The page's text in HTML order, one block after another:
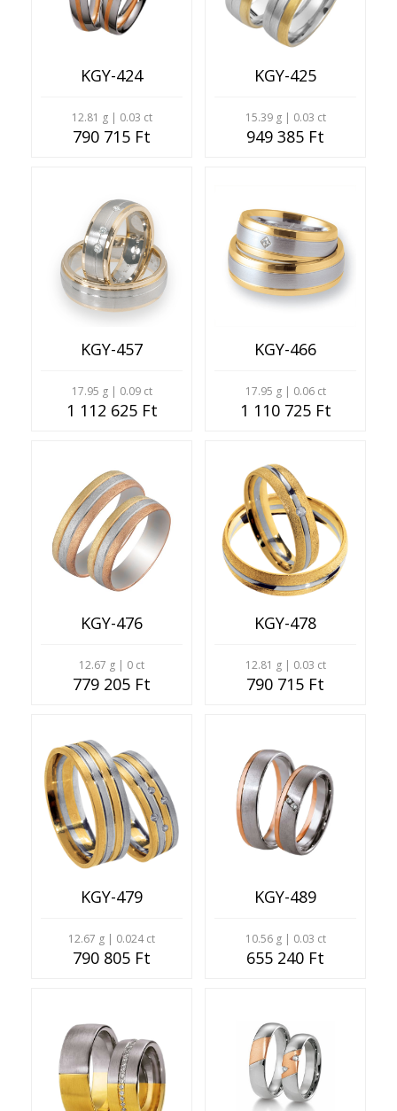
KGY-424
12.81 g | 0.03 ct
790 715 Ft
KGY-425
15.39 g | 0.03 ct
949 385 Ft
KGY-457
17.95 g | 0.09 ct
1 112 625 Ft
KGY-466
17.95 g | 0.06 ct
1 110 725 Ft
KGY-476
12.67 g | 0 ct
779 205 Ft
KGY-478
12.81 g | 0.03 ct
790 715 Ft
KGY-479
12.67 g | 0.024 ct
790 805 Ft
KGY-489
10.56 g | 0.03 ct
655 240 Ft